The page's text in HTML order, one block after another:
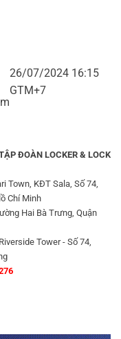
26/07/2024 16:15
GTM+7
ĐOÀN LOCKER & LOCK
Town, KĐT Sala, Số 74,
Chí Minh
Hai Bà Trưng, Quận
Tower - Số 74,